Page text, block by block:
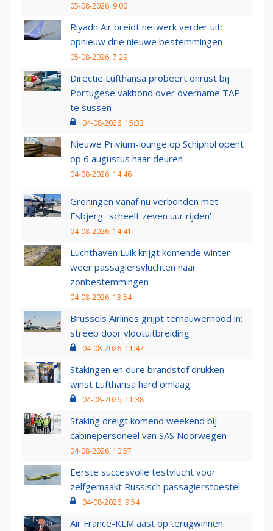
05-08-2026, 9:00
Riyadh Air breidt netwerk verder uit:
opnieuw drie nieuwe bestemmingen
05-08-2026, 7:29
Directie Lufthansa probeert onrust bij
Portugese vakbond over overname TAP
te sussen
04-08-2026, 15:33
Nieuwe Privium-lounge op Schiphol opent
op 6 augustus haar deuren
04-08-2026, 14:46
Groningen vanaf nu verbonden met
Esbjerg: 'scheelt zeven uur rijden'
04-08-2026, 14:41
Luchthaven Luik krijgt komende winter
weer passagiersvluchten naar
zonbestemmingen
04-08-2026, 13:54
Brussels Airlines grijpt ternauwernood in:
streep door vlootuitbreiding
04-08-2026, 11:47
Stakingen en dure brandstof drukken
winst Lufthansa hard omlaag
04-08-2026, 11:38
Staking dreigt komend weekend bij
cabinepersoneel van SAS Noorwegen
04-08-2026, 10:57
Eerste succesvolle testvlucht voor
zelfgemaakt Russisch passagierstoestel
04-08-2026, 9:54
Air France-KLM aast op terugwinnen